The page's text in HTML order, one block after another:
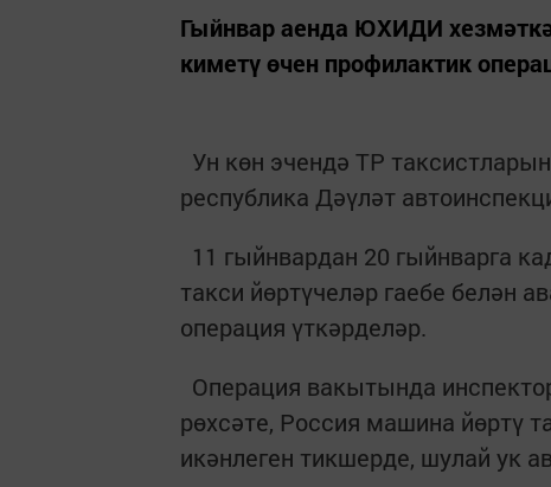
Гыйнвар аенда ЮХИДИ
киметү өчен профилактик
Ун көн эчендә ТР
республика Дәүләт
11 гыйнвардан 20 гыйнварга
такси йөртүчеләр гаебе белән
операция үткәрделәр.
Операция вакытында
рөхсәте, Россия машина
икәнлеген тикшерде, шулай ук